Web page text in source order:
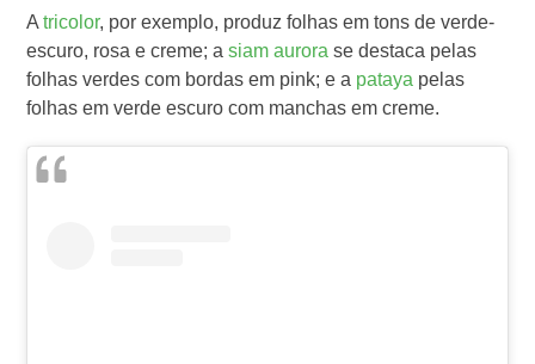
Atricolor, por exemplo, produz folhas em tons de verde-
escuro, rosa e creme; asiam aurorase destaca pelas
folhas verdes com bordas em pink; e a pataya pelas
folhas em verde escuro com manchas em creme.